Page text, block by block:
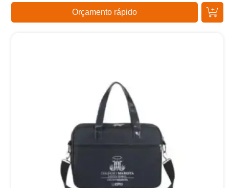
Orçamento rápido